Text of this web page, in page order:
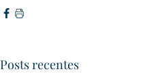
Posts recentes